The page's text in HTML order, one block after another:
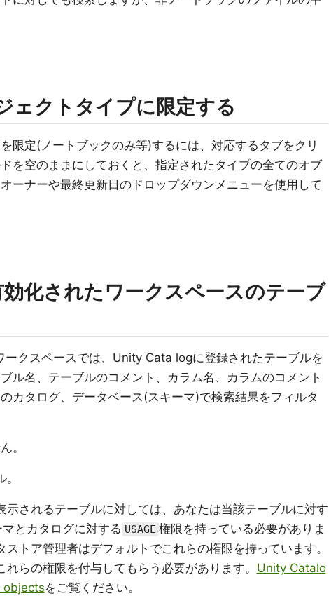
ェクトタイプに限定する
限定(ノートブックのみ等)するには、対応するタブをクリ
を空のままにしておくと、指定されたタイプの全てのオブ
ーナーや最終更新日のドロップダウンメニューを使用して
化されたワークスペースのテーブ
ークスペースでは、Unity Cata logに登録されたテーブルを
ル名、テーブルのコメント、カラム名、カラムのコメント
カタログ、データベース(スキーマ)で検索結果をフィルタ
。
示されるテーブルに対しては、あなたは当該テーブルに対す
とカタログに対する USAGE 権限を持っている必要がありま
トア管理者はデフォルトでこれらの権限を持っています。
らの権限を付与してもらう必要があります。 Unity Catalo
objectsをご覧ください。